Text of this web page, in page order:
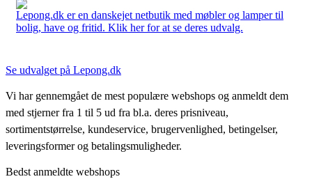
Lepong.dk er en danskejet netbutik med møbler og lamper til
bolig, have og fritid. Klik her for at se deres udvalg.
Se udvalget på Lepong.dk
Vi har gennemgået de mest populære webshops og anmeldt dem
med stjerner fra 1 til 5 ud fra bl.a. deres prisniveau,
sortimentstørrelse, kundeservice, brugervenlighed, betingelser,
leveringsformer og betalingsmuligheder.
Bedst anmeldte webshops